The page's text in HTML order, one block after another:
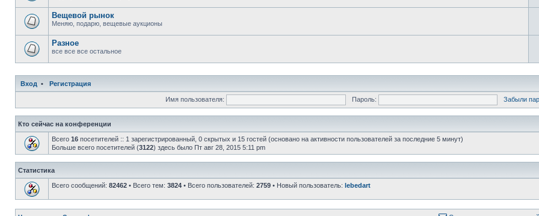
Вещевой рынок
Меняю, подарю, вещевые аукционы
Разное
все все все остальное
Вход • Регистрация
Имя пользователя: Пароль: Забыли
Кто сейчас на конференции
Всего 16 посетителей :: 1 зарегистрированный, 0 скрытых и 15 гостей (основано на активности пользователей за последние 5 минут)
Больше всего посетителей (3122) здесь было Пт авг 28, 2015 5:11 pm
Статистика
Всего сообщений: 82462 • Всего тем: 3824 • Всего пользователей: 2759 • Новый пользователь: lebedart